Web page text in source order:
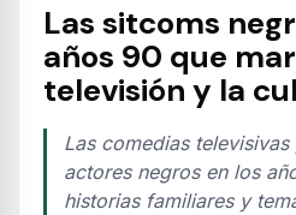
Las sitcoms
años 90 que
televisión y la
Las comedias
actores negros en los
historias familiares y